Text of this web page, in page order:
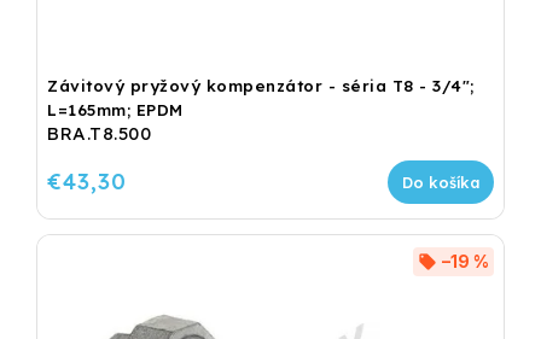
Závitový pryžový kompenzátor - séria T8 - 3/4";
L=165mm; EPDM
BRA.T8.500
€43,30 Do košíka
–19 %